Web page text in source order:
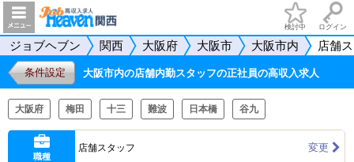
検討中 ログイン
ジョブヘブン 関西 大阪府 大阪市 大阪市内 店舗
条件設定 大阪市内の店舗内勤スタッフの正社員の高収入求人
大阪府 梅田 十三 難波 日本橋 谷九
職種
店舗スタッフ 変更